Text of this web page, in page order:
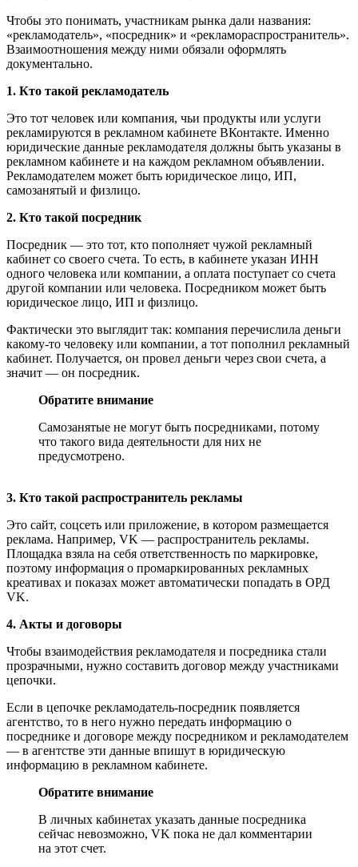
Чтобы это понимать, участникам рынка дали названия:
«рекламодатель», «посредник» и «рекламораспространитель».
Взаимоотношения между ними обязали оформлять
документально.
1. Кто такой рекламодатель
Это тот человек или компания, чьи продукты или услуги
рекламируются в рекламном кабинете ВКонтакте. Именно
юридические данные рекламодателя должны быть указаны в
рекламном кабинете и на каждом рекламном объявлении.
Рекламодателем может быть юридическое лицо, ИП,
самозанятый и физлицо.
2. Кто такой посредник
Посредник — это тот, кто пополняет чужой рекламный
кабинет со своего счета. То есть, в кабинете указан ИНН
одного человека или компании, а оплата поступает со счета
другой компании или человека. Посредником может быть
юридическое лицо, ИП и физлицо.
Фактически это выглядит так: компания перечислила деньги
какому-то человеку или компании, а тот пополнил рекламный
кабинет. Получается, он провел деньги через свои счета, а
значит — он посредник.
Обратите внимание
Самозанятые не могут быть посредниками, потому
что такого вида деятельности для них не
предусмотрено.
3. Кто такой распространитель рекламы
Это сайт, соцсеть или приложение, в котором размещается
реклама. Например, VK — распространитель рекламы.
Площадка взяла на себя ответственность по маркировке,
поэтому информация о промаркированных рекламных
креативах и показах может автоматически попадать в ОРД
VK.
4. Акты и договоры
Чтобы взаимодействия рекламодателя и посредника стали
прозрачными, нужно составить договор между участниками
цепочки.
Если в цепочке рекламодатель-посредник появляется
агентство, то в него нужно передать информацию о
посреднике и договоре между посредником и рекламодателем
— в агентстве эти данные впишут в юридическую
информацию в рекламном кабинете.
Обратите внимание
В личных кабинетах указать данные посредника
сейчас невозможно, VK пока не дал комментарии
на этот счет.